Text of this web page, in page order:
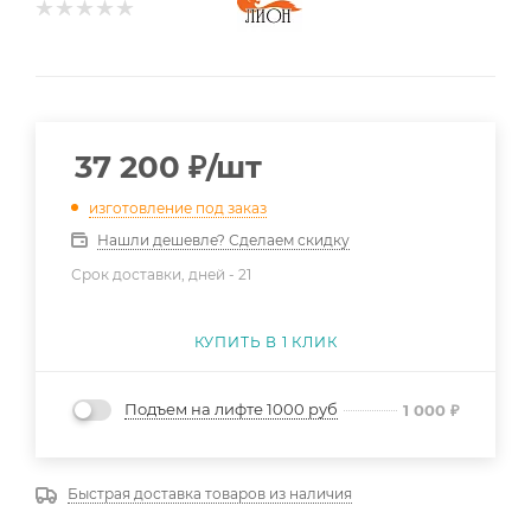
37 200 ₽/шт
изготовление под заказ
Нашли дешевле? Сделаем скидку
Срок доставки, дней - 21
КУПИТЬ В 1 КЛИК
Подъем на лифте 1000 руб 1 000 ₽
Быстрая доставка товаров из наличия